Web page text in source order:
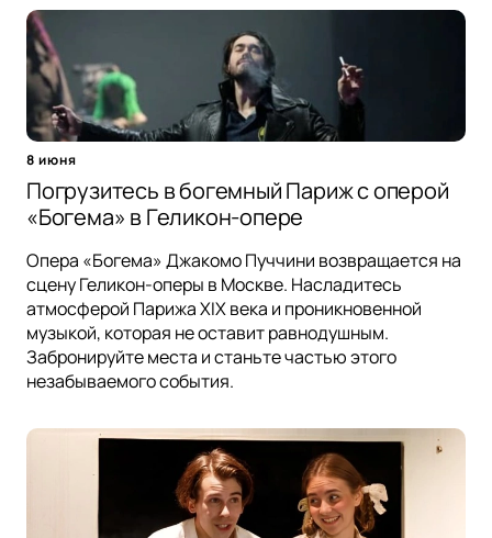
8 июня
Погрузитесь в богемный Париж с оперой
«Богема» в Геликон-опере
Опера «Богема» Джакомо Пуччини возвращается на
сцену Геликон-оперы в Москве. Насладитесь
атмосферой Парижа XIX века и проникновенной
музыкой, которая не оставит равнодушным.
Забронируйте места и станьте частью этого
незабываемого события.